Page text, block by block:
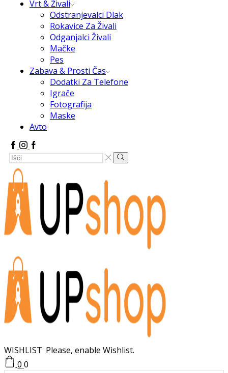
Vrt & Živali
Odstranjevalci Dlak
Rokavice Za Živali
Odganjalci Živali
Mačke
Pes
Zabava & Prosti Čas
Dodatki Za Telefone
Igrače
Fotografija
Maske
Avto
Facebook
Instagram
Google
Plus
Search
Input
Search
WISHLIST Please, enable Wishlist.
00